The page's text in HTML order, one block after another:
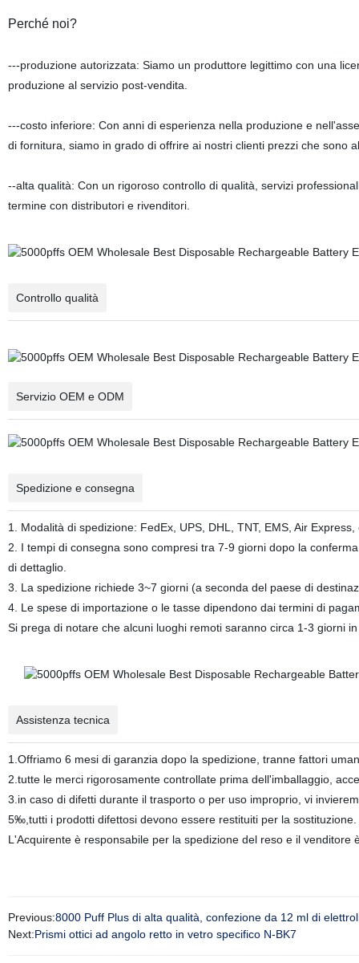
Perché noi?
---produzione autorizzata: Siamo un produttore legittimo con una
produzione al servizio post-vendita.
---costo inferiore: Con anni di esperienza nella produzione e
di fornitura, siamo in grado di offrire ai nostri clienti prezzi che sono
--alta qualità: Con un rigoroso controllo di qualità, servizi
termine con distributori e rivenditori.
Controllo qualità
Servizio OEM e ODM
Spedizione e consegna
1. Modalità di spedizione: FedEx, UPS, DHL, TNT, EMS, Air Express,
2. I tempi di consegna sono compresi tra 7-9 giorni dopo la
di dettaglio.
3. La spedizione richiede 3~7 giorni (a seconda del paese di
4. Le spese di importazione o le tasse dipendono dai termini di
Si prega di notare che alcuni luoghi remoti saranno circa 1-3 giorni
Assistenza tecnica
1.Offriamo 6 mesi di garanzia dopo la spedizione, tranne fattori
2.tutte le merci rigorosamente controllate prima dell'imballaggio,
3.in caso di difetti durante il trasporto o per uso improprio, vi
5‰,tutti i prodotti difettosi devono essere restituiti per la sostituzione.
L'Acquirente è responsabile per la spedizione del reso e il
Previous:8000 Puff Plus di alta qualità, confezione da 12 ml di
Next:Prismi ottici ad angolo retto in vetro specifico N-BK7